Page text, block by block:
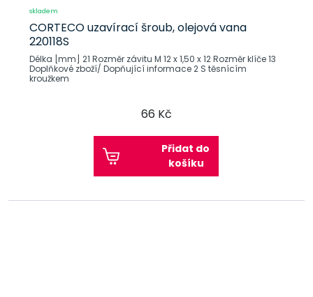
skladem
CORTECO uzavírací šroub, olejová vana
220118S
Délka [mm] 21 Rozměr závitu M 12 x 1,50 x 12 Rozměr klíče 13
Doplňkové zboží/ Dopňující informace 2 S těsnícím
kroužkem
66 Kč
Přidat do
košíku